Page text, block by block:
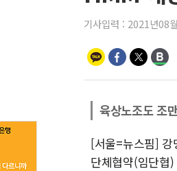
기사입력 : 2021년08
육상노조도 조
[서울=뉴스핌] 강
단체협약(임단협